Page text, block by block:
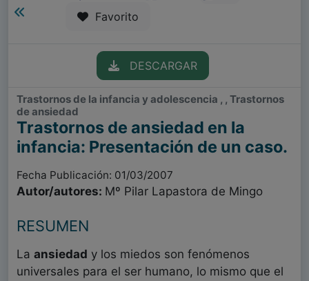
Favorito
DESCARGAR
Trastornos de la infancia y adolescencia , , Trastornos
de ansiedad
Trastornos de ansiedad en la
infancia: Presentación de un caso.
Fecha Publicación: 01/03/2007
Autor/autores: Mº Pilar Lapastora de Mingo
RESUMEN
La ansiedad y los miedos son fenómenos
universales para el ser humano, lo mismo que el